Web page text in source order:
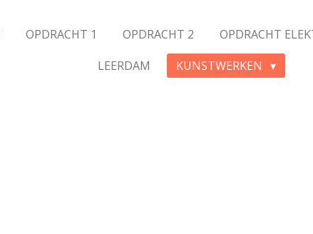
OPDRACHT 1 OPDRACHT 2 OPDRACHT
LEERDAM
KUNSTWERKEN